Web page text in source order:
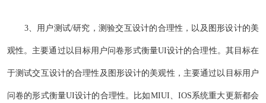
3、用户测试/研究，测验交互设计的合理性，以及图形设计的美
观性。主要通过以目标用户问卷形式衡量UI设计的合理性。其目标在
于测试交互设计的合理性及图形设计的美观性，主要通过以目标用户
问卷的形式衡量UI设计的合理性。比如MIUI、IOS系统重大更新都会